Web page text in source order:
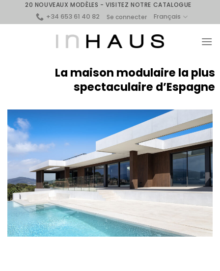
20 NOUVEAUX MODÈLES - VISITEZ NOTRE CATALOGUE
+34 653 61 40 82 Se connecter Français
La maison modulaire la plus
spectaculaire d’Espagne